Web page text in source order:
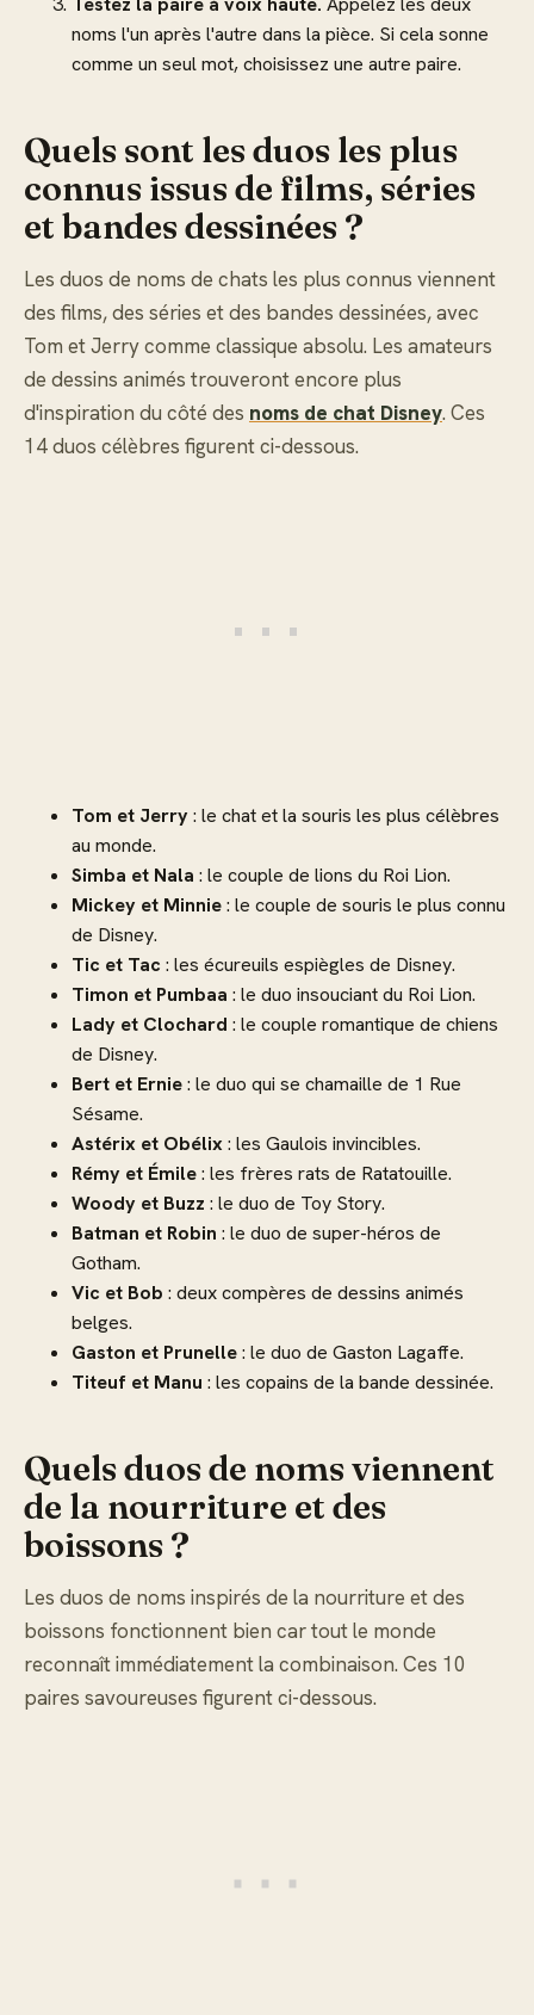
noms l'un après l'autre dans la pièce. Si cela sonne
comme un seul mot, choisissez une autre paire.
Quels sont les duos les plus
connus issus de films, séries
et bandes dessinées ?
Les duos de noms de chats les plus connus viennent
des films, des séries et des bandes dessinées, avec
Tom et Jerry comme classique absolu. Les amateurs
de dessins animés trouveront encore plus
d'inspiration du côté des noms de chat Disney. Ces
14 duos célèbres figurent ci-dessous.
Tom et Jerry: le chat et la souris les plus célèbres
au monde.
Simba et Nala : le couple de lions du Roi Lion.
Mickey et Minnie: le couple de souris le plus connu
de Disney.
Tic et Tac : les écureuils espiègles de Disney.
Timon et Pumbaa : le duo insouciant du Roi Lion.
Lady et Clochard : le couple romantique de chiens
de Disney.
Bert et Ernie: le duo qui se chamaille de 1 Rue
Sésame.
Astérix et Obélix : les Gaulois invincibles.
Rémy et Émile: les frères rats de Ratatouille.
Woody et Buzz : le duo de Toy Story.
Batman et Robin : le duo de super-héros de
Gotham.
Vic et Bob : deux compères de dessins animés
belges.
Gaston et Prunelle: le duo de Gaston Lagaffe.
Titeuf et Manu : les copains de la bande dessinée.
Quels duos de noms viennent
de la nourriture et des
boissons ?
Les duos de noms inspirés de la nourriture et des
boissons fonctionnent bien car tout le monde
reconnaît immédiatement la combinaison. Ces 10
paires savoureuses figurent ci-dessous.